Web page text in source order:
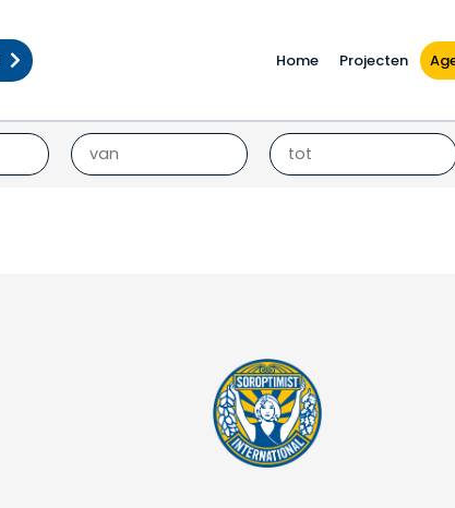
Home Projecten